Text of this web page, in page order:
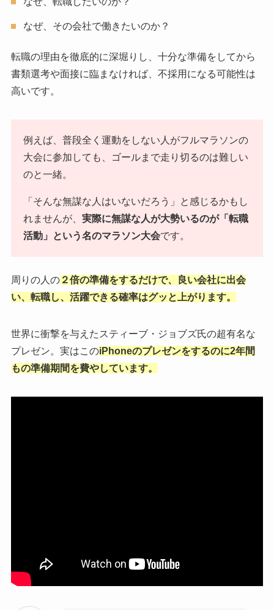
なぜ、その会社で働きたいのか？
転職の理由を徹底的に深堀りし、十分な準備をしてから
書類選考や面接に臨まなければ、不採用になる可能性は
高いです。
例えば、普段全く運動をしない人がフルマラソンの
大会に参加しても、ゴールまで走り切るのは難しい
のと一緒。
「そんな無謀な人はいないだろう」と感じるかもし
れませんが、 実際に無謀な人が大勢いるのが「転職
活動」という名のマラソン大会です。
周りの人の２倍の準備をするだけで、良い会社に出会
い、転職し、活躍できる確率はグッと上がります。
世界に衝撃を与えたスティーブ・ジョブズ氏の超有名な
プレゼン。実はこのiPhoneのプレゼンをするのに2年間
もの準備期間を費やしています。